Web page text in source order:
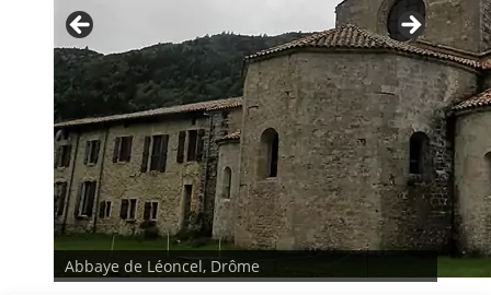
Abbaye de Léoncel, Drôme